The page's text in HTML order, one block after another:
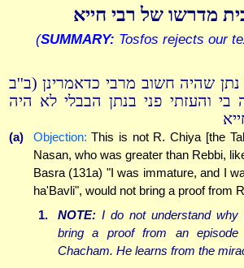
מדרשו של רבי חייא
(SUMMARY: Tosfos rejects our
נתן שהיה חשוב מרבי כדאמרינן (ב''ב
בי והעזתי פני בנתן הבבלי לא היה
(a) Objection: This is not R. Chiya [the
Nasan, who was greater than Rebbi,
Basra (131a) "I was immature, and I
ha'Bavli", would not bring a proof from
1.
NOTE:I do not understand why
bring a proof from an episode
Chacham. He learns from the